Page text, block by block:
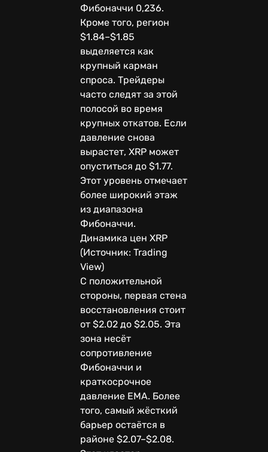
Фибоначчи 0,236.
Кроме того, регион
$1.84–$1.85
выделяется как
крупный карман
спроса. Трейдеры
часто следят за этой
полосой во время
крупных откатов. Если
давление снова
вырастет, XRP может
опуститься до $1.77.
Этот уровень отмечает
более широкий этаж
из диапазона
Фибоначчи.
Динамика цен XRP
(Источник: Trading
View)
С положительной
стороны, первая стена
восстановления стоит
от $2.02 до $2.05. Эта
зона несёт
сопротивление
Фибоначчи и
краткосрочное
давление EMA. Более
того, самый жёсткий
барьер остаётся в
районе $2.07–$2.08.